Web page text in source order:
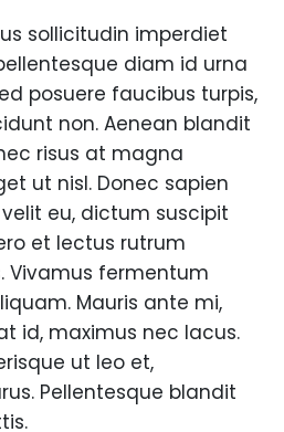
sollicitudin imperdiet
diam id urna
posuere faucibus turpis,
non. Aenean blandit
risus at magna
ut nisl. Donec sapien
eu, dictum suscipit
et lectus rutrum
Vivamus fermentum
Mauris ante mi,
id, maximus nec lacus.
ut leo et,
Pellentesque blandit